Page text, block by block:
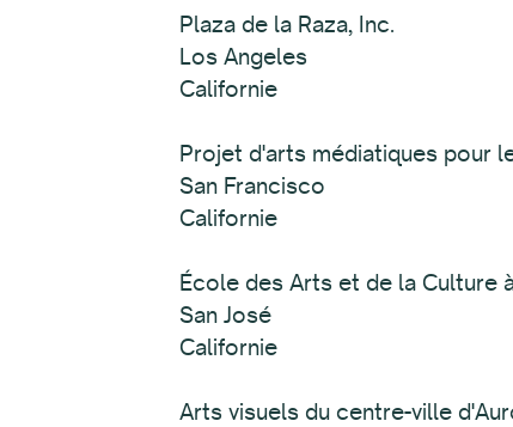
Plaza de la Raza, Inc.
Los Angeles
Californie
Projet d'arts médiatiques pour
San Francisco
Californie
École des Arts et de la Culture
San José
Californie
Arts visuels du centre-ville